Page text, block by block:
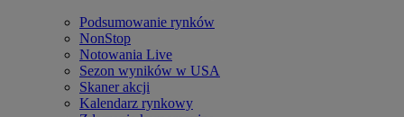
Podsumowanie rynków
NonStop
Notowania Live
Sezon wyników w USA
Skaner akcji
Kalendarz rynkowy